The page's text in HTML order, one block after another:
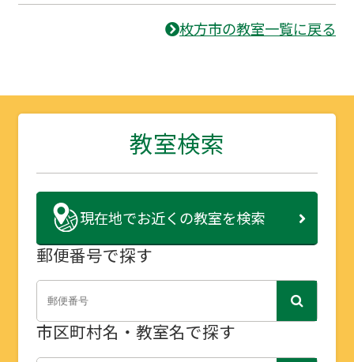
枚方市の教室一覧に戻る
教室検索
現在地でお近くの教室を検索
郵便番号で探す
市区町村名・教室名で探す